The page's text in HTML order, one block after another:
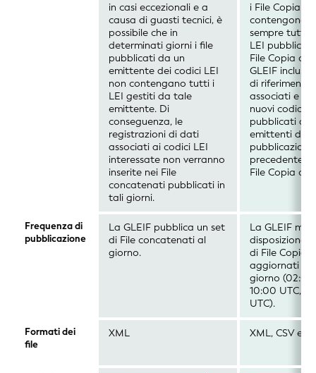
in casi eccezionali e a
causa di guasti tecnici, è
possibile che in
determinati giorni i file
pubblicati da un
emittente dei codici LEI
non contengano tutti i
LEI gestiti da tale
emittente. Di
conseguenza, le
registrazioni di dati
associati ai codici LEI
interessate non verranno
inserite nei File
concatenati pubblicati in
tali giorni.
i File Copia
contengono
sempre tutti i
LEI pubblicati
File Copia
GLEIF inclusi
di riferimento
associati e
nuovi codici
pubblicati
emittenti
pubblicazione
precedente
File Copia oro.
Frequenza di
pubblicazione
La GLEIF pubblica un set
di File concatenati al
giorno.
La GLEIF
disposizione
di File Copia
aggiornati al
giorno (02:00
10:00 UTC,
UTC).
Formati dei
file
XML XML, CSV e